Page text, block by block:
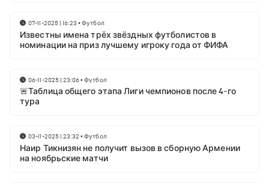
07-11-2025 | 16:23 •Футбол
Известны имена трёх звёздных футболистов в
номинации на приз лучшему игроку года от ФИФА
06-11-2025 | 23:06•Футбол
🚨Таблица общего этапа Лиги чемпионов после 4-го
тура
03-11-2025 | 23:32 •Футбол
Наир Тикнизян не получит вызов в сборную Армении
на ноябрьские матчи